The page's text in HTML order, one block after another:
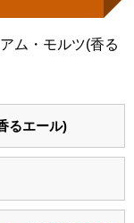
ム・モルツ(香る
るエール)